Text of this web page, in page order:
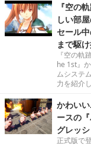
『空の
しい部
セール
まで駆
『空の軌
he 1st』
ムシステ
力を紹介
かわい
ースの
グレッ
正式版で